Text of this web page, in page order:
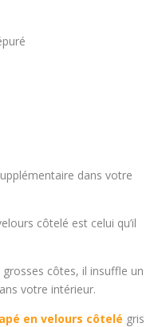
dans votre
côtelé est celui qu’il
côtes, il insuffle un
votre intérieur.
en velours côtelé gris